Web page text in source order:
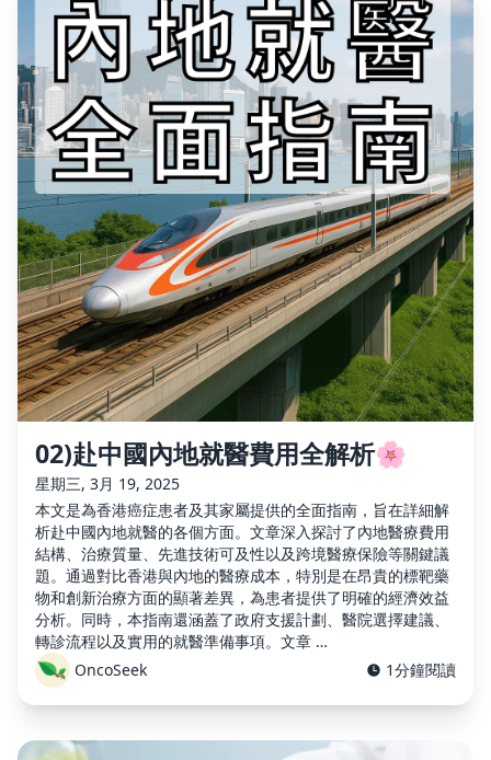
02)赴中國內地就醫費用全解析🌸
星期三, 3月 19, 2025
本文是為香港癌症患者及其家屬提供的全面指南，旨在詳細解
析赴中國內地就醫的各個方面。文章深入探討了內地醫療費用
結構、治療質量、先進技術可及性以及跨境醫療保險等關鍵議
題。通過對比香港與內地的醫療成本，特別是在昂貴的標靶藥
物和創新治療方面的顯著差異，為患者提供了明確的經濟效益
分析。同時，本指南還涵蓋了政府支援計劃、醫院選擇建議、
轉診流程以及實用的就醫準備事項。文章 …
OncoSeek
1分鐘閱讀